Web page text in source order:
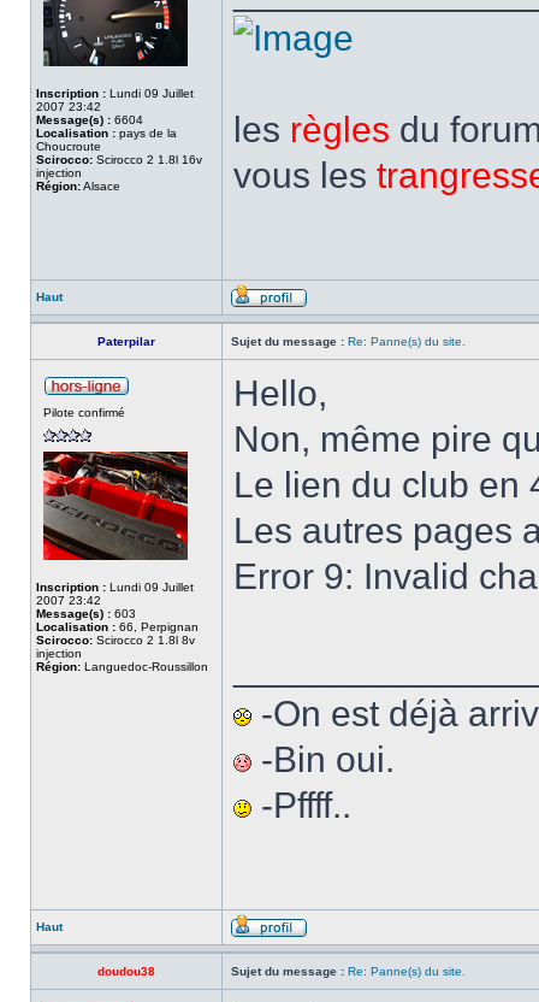
Inscription : Lundi 09 Juillet
2007 23:42
Message(s) : 6604
Localisation : pays de la
Choucroute
Scirocco: Scirocco 2 1.8l 16v
injection
Région:Alsace
les règles du
vous les
Haut
Paterpilar Sujet du message : Re: Panne(s) du site.
Pilote confirmé
Inscription : Lundi 09 Juillet
2007 23:42
Message(s) : 603
Localisation : 66, Perpignan
Scirocco: Scirocco 2 1.8l 8v
injection
Région: Languedoc-Roussillon
Hello,
Non, même pire
Le lien du club en
Les autres pages
Error 9: Invalid
-On est déjà
-Bin oui.
-Pffff..
Haut
doudou38 Sujet du message : Re: Panne(s) du site.